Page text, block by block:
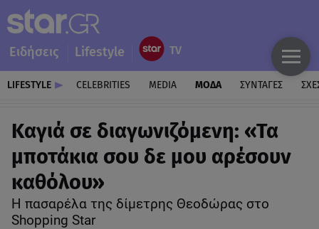
Ειδήσεις Lifestyle
LIFESTYLE CELEBRITIES MEDIA ΜΟΔΑ ΣΥΝΤΑΓΕΣ
Kαγιά σε διαγωνιζόμενη: «Τα
μποτάκια σου δε μου αρέσουν
καθόλου»
Η πασαρέλα της δίμετρης Θεοδώρας στο
Shopping Star